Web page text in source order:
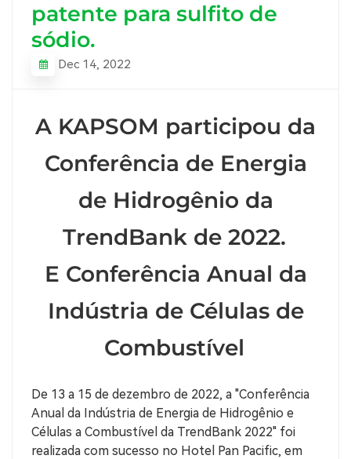
patente para sulfito de
sódio.
Dec 14, 2022
A KAPSOM participou da
Conferência de Energia
de Hidrogênio da
TrendBank de 2022.
E Conferência Anual da
Indústria de Células de
Combustível
De 13 a 15 de dezembro de 2022, a "Conferência
Anual da Indústria de Energia de Hidrogênio e
Células a Combustível da TrendBank 2022" foi
realizada com sucesso no Hotel Pan Pacific, em